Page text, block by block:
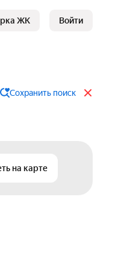
ЖК Войти
Сохранить поиск
на карте